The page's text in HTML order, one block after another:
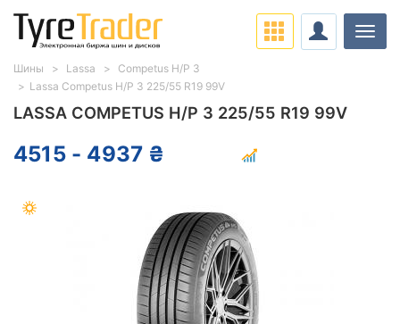
LASSA COMPETUS H/P 3 225/55 R19 99V
4515 - 4937 ₴
Шины Lassa
Competus H/P 3
Lassa Competus H/P 3 225/55 R19 99V